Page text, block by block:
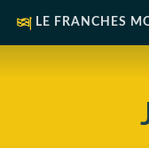
LE FRANCHES